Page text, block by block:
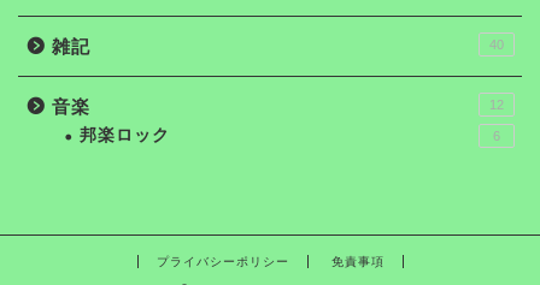
雑記 40
音楽 12
邦楽ロック 6
プライバシーポリシー 免責事項